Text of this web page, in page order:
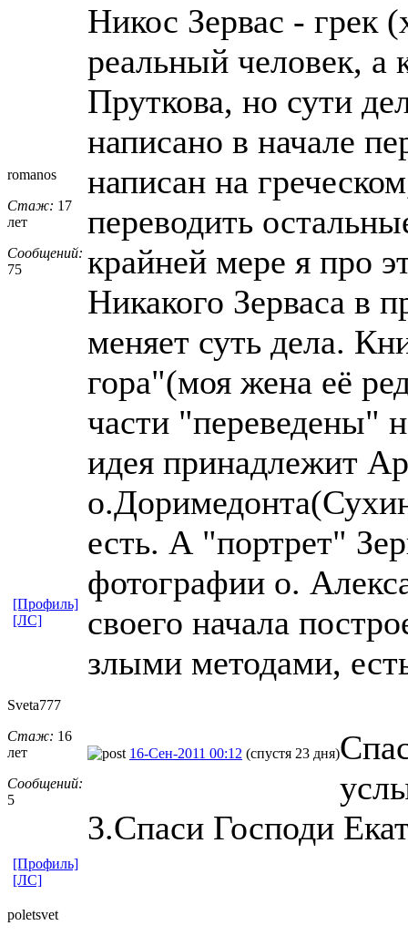
romanos
Стаж: 17
лет
Сообщений:
75
Никос Зервас - грек
реальный человек, а
Пруткова, но сути
написано в начале
написан на
переводить
крайней мере я про
Никакого Зерваса в
меняет суть дела.
гора"(моя жена её
части "переведены"
идея принадлежит
есть. А "портрет"
фотографии о.
своего начала
злыми методами,
[Профиль]
[ЛС]
Sveta777
Стаж: 16
лет
Сообщений:
5
16-Сен-2011 00:12 (спустя 23 дня)
3.Спаси Господи
[Профиль]
[ЛС]
poletsvet